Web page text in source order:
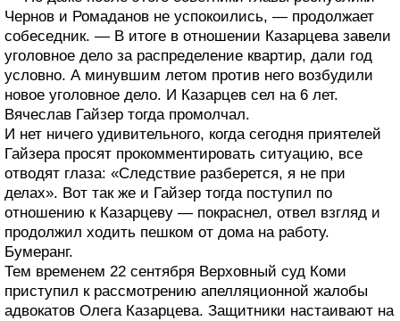
Чернов и Ромаданов не успокоились, — продолжает
собеседник. — В итоге в отношении Казарцева завели
уголовное дело за распределение квартир, дали год
условно. А минувшим летом против него возбудили
новое уголовное дело. И Казарцев сел на 6 лет.
Вячеслав Гайзер тогда промолчал.
И нет ничего удивительного, когда сегодня приятелей
Гайзера просят прокомментировать ситуацию, все
отводят глаза: «Следствие разберется, я не при
делах». Вот так же и Гайзер тогда поступил по
отношению к Казарцеву — покраснел, отвел взгляд и
продолжил ходить пешком от дома на работу.
Бумеранг.
Тем временем 22 сентября Верховный суд Коми
приступил к рассмотрению апелляционной жалобы
адвокатов Олега Казарцева. Защитники настаивают на